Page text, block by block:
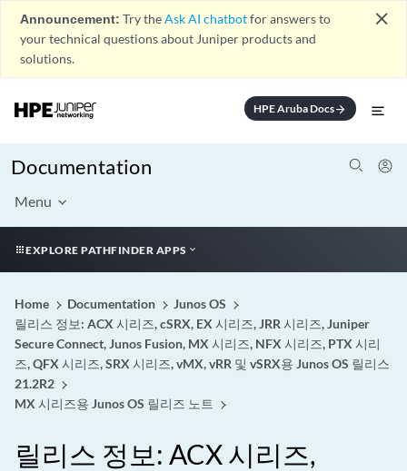
Announcement: Try theAsk AI chatbotfor answers to
your technical questions about Juniper products and
solutions.
close
HPE Aruba Docsarrow_forward
Documentation
Menu
EXPLORE PATHFINDER APPS
Home Documentation
Junos OS
릴리스 정보: ACX 시리즈, cSRX, EX 시리즈, JRR 시리즈, Juniper
Secure Connect, Junos Fusion, MX 시리즈, NFX 시리즈, PTX 시리
즈, QFX 시리즈, SRX 시리즈, vMX, vRR 및 vSRX용 Junos OS 릴리스
21.2R2
MX 시리즈용 Junos OS 릴리즈 노트
릴리스 정보: ACX 시리즈,